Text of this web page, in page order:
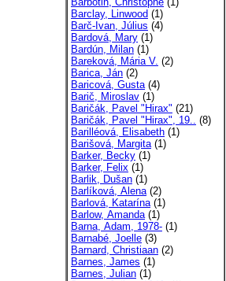
Barclay, Linwood (1)
Barč-Ivan, Július (4)
Bardová, Mary (1)
Bardún, Milan (1)
Bareková, Mária V. (2)
Barica, Ján (2)
Baricová, Gusta(4)
Barič, Miroslav (1)
Baričák, Pavel "Hirax" (21)
Baričák, Pavel "Hirax", 19.. (8)
Barilléová, Elisabeth (1)
Barišová, Margita(1)
Barker, Becky (1)
Barker, Felix (1)
Barlik, Dušan (1)
Barlíková, Alena(2)
Barlová, Katarína(1)
Barlow, Amanda(1)
Barna, Adam, 1978- (1)
Barnabé, Joelle (3)
Barnard, Christiaan (2)
Barnes, James (1)
Barnes, Julian (1)